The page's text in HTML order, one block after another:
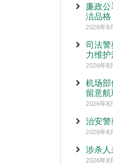
廉政公
洁品格
2026年8
司法警
力维
2026年8
机场
留意
2026年8
治安警
2026年8
涉杀
2026年8